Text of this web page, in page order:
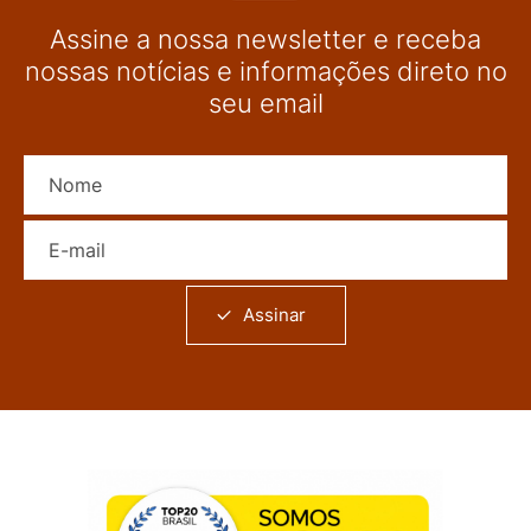
Assine a nossa newsletter e receba
nossas notícias e informações direto no
seu email
Assinar